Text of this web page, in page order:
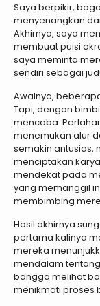
Saya berpikir,
menyenangkan
Akhirnya, saya
membuat puisi
saya meminta
sendiri sebagai
Awalnya,
Tapi, dengan
mencoba.
menemukan alur
semakin antusias,
menciptakan
mendekat pada
yang memanggil
membimbing
Hasil akhirnya
pertama kalinya
mereka
mendalam
bangga melihat
menikmati proses